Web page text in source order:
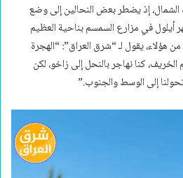
الشمال، إذ يضطر بعض النحالين إلى وضع
أيلول في مزارع السمسم بناحية العظيم
هؤلاء، يقول لـ “شرق العراق”: “الهجرة
كنا نهاجر بالنحل إلى زاخو، لكن
إلى الوسط والجنوب.”